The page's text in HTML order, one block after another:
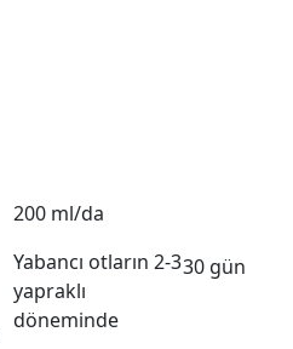
200 ml/da
Yabancı otların 2-3
yapraklı
döneminde
30 gün